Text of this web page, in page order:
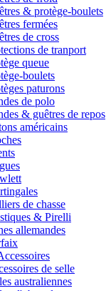
& protège-boulets
fermées
de cross
de tranport
queue
boulets
paturons
de polo
& guêtres de repos
américains
de chasse
& Pirelli
allemandes
de selle
australiennes